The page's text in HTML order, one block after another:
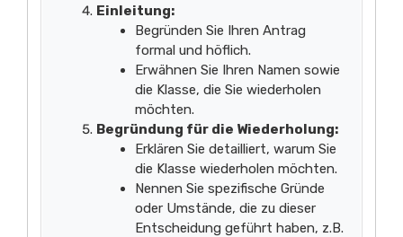
Einleitung:
Begründen Sie Ihren Antrag
formal und höflich.
Erwähnen Sie Ihren Namen sowie
die Klasse, die Sie wiederholen
möchten.
Begründung für die Wiederholung:
Erklären Sie detailliert, warum Sie
die Klasse wiederholen möchten.
Nennen Sie spezifische Gründe
oder Umstände, die zu dieser
Entscheidung geführt haben, z.B.